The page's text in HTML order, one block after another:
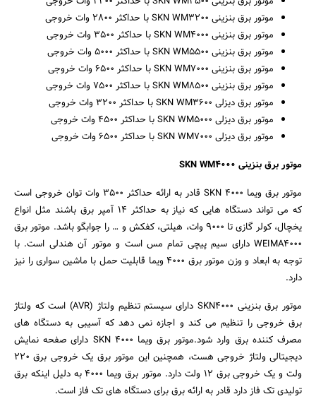
جستجو
موتور برق بنزینی SKN WM3200 با حداکثر 2800 وات خروجی
موتور برق بنزینی SKN WM4000 با حداکثر 3500 وات خروجی
موتور برق بنزینی SKN WM5500 با حداکثر 5000 وات خروجی
موتور برق بنزینی SKN WM7000 با حداکثر 6500 وات خروجی
موتور برق بنزینی SKN WM8500 با حداکثر 7500 وات خروجی
موتور برق دیزلی SKN WM3600 با حداکثر 3200 وات خروجی
موتور برق دیزلی SKN WM5000 با حداکثر 4500 وات خروجی
موتور برق دیزلی SKN WM7000 با حداکثر 6500 وات خروجی
موتور برق بنزینی SKN WM4000
موتور برق ویما 4000 SKN قادر به ارائه حداکثر 3500 وات توان خروجی است
که می تواند دستگاه هایی که نیاز به حداکثر 14 آمپر برق باشند مثل انواع
یخچال، کولر گازی تا 9000 وات، هیلتی، کفکش و … را جوابگو باشد. موتور برق
WEIMA4000 دارای سیم پیچی تمام مس است و موتور آن هندلی است. با
توجه به ابعاد و وزن موتور برق 4000 ویما قابلیت حمل با ماشین سواری را نیز
دارد.
موتور برق بنزینی SKN4000 دارای سیستم تنظیم ولتاژ (AVR) است که ولتاژ
برق خروجی را تنظیم می کند و اجازه نمی دهد که آسیبی به دستگاه های
مصرف کننده برق وارد شود.موتور برق ویما 4000 SKN دارای صفحه نمایش
دیجیتالی ولتاژ خروجی هست، همچنین این موتور برق یک خروجی برق 220
ولت و یک خروجی برق 12 ولت دارد. موتور برق ویما 4000 به دلیل اینکه برق
تولیدی تک فاز دارد قادر به ارائه برق برای دستگاه های تک فاز است.